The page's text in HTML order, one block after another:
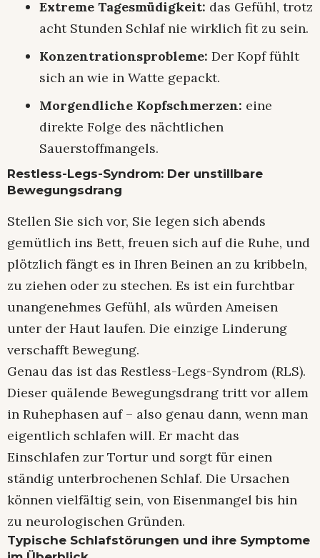
Extreme Tagesmüdigkeit: das Gefühl, trotz
acht Stunden Schlaf nie wirklich fit zu sein.
Konzentrationsprobleme: Der Kopf fühlt
sich an wie in Watte gepackt.
Morgendliche Kopfschmerzen: eine
direkte Folge des nächtlichen
Sauerstoffmangels.
Restless-Legs-Syndrom: Der unstillbare
Bewegungsdrang
Stellen Sie sich vor, Sie legen sich abends
gemütlich ins Bett, freuen sich auf die Ruhe, und
plötzlich fängt es in Ihren Beinen an zu kribbeln,
zu ziehen oder zu stechen. Es ist ein furchtbar
unangenehmes Gefühl, als würden Ameisen
unter der Haut laufen. Die einzige Linderung
verschafft Bewegung.
Genau das ist das Restless-Legs-Syndrom (RLS).
Dieser quälende Bewegungsdrang tritt vor allem
in Ruhephasen auf – also genau dann, wenn man
eigentlich schlafen will. Er macht das
Einschlafen zur Tortur und sorgt für einen
ständig unterbrochenen Schlaf. Die Ursachen
können vielfältig sein, von Eisenmangel bis hin
zu neurologischen Gründen.
Typische Schlafstörungen und ihre Symptome